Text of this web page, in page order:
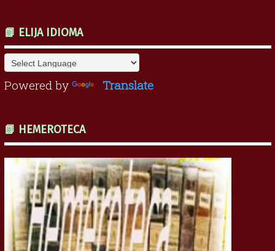
📗 ELIJA IDIOMA
Powered by Translate
📗 HEMEROTECA